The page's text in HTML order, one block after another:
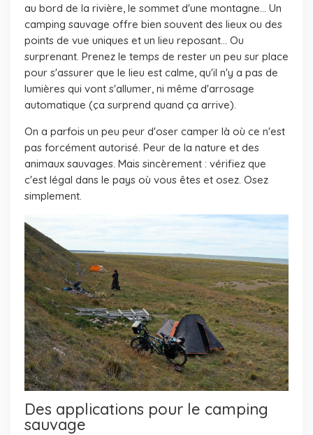
au bord de la rivière, le sommet d'une montagne... Un
camping sauvage offre bien souvent des lieux ou des
points de vue uniques et un lieu reposant... Ou
surprenant. Prenez le temps de rester un peu sur place
pour s'assurer que le lieu est calme, qu'il n'y a pas de
lumières qui vont s'allumer, ni même d'arrosage
automatique (ça surprend quand ça arrive).
On a parfois un peu peur d'oser camper là où ce n'est
pas forcément autorisé. Peur de la nature et des
animaux sauvages. Mais sincèrement : vérifiez que
c'est légal dans le pays où vous êtes et osez. Osez
simplement.
Des applications pour le camping
sauvage